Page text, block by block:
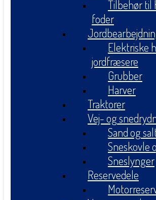
Tilbehør til
foder
Elektriske
jordfræsere
Grubber
Harver
Traktorer
Vej- og
Sand og
Sneskovle
Sneslynger
Reservedele